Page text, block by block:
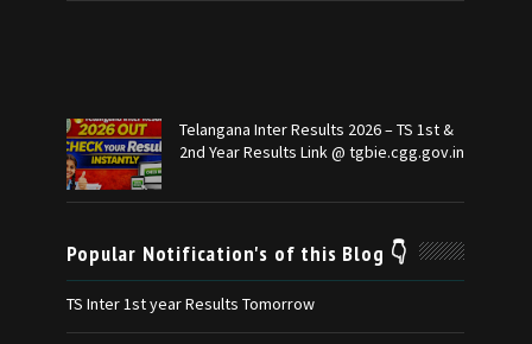
Telangana Inter Results 2026 – TS 1st &
2nd Year Results Link @ tgbie.cgg.gov.in
Popular Notification's of this Blog 👇
TS Inter 1st year Results Tomorrow